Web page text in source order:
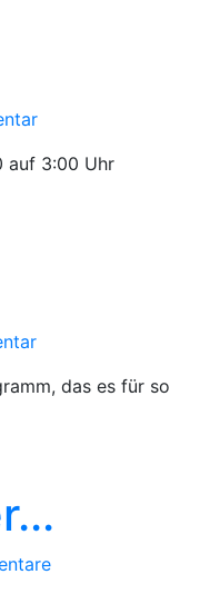
auf 3:00 Uhr
das es für so